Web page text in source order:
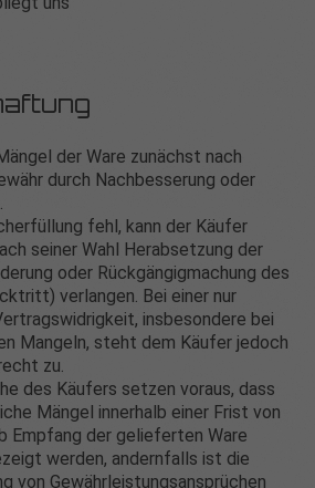
der Ware zunächst nach
durch Nachbesserung oder
fehl, kann der Käufer
seiner Wahl Herabsetzung der
oder Rückgängigmachung des
verlangen. Bei einer nur
insbesondere bei
Mangeln, steht dem Käufer jedoch
zu.
des Käufers setzen voraus, dass
Mängel innerhalb einer Frist von
Empfang der gelieferten Ware
werden, andernfalls ist die
von Gewährleistungsansprüchen